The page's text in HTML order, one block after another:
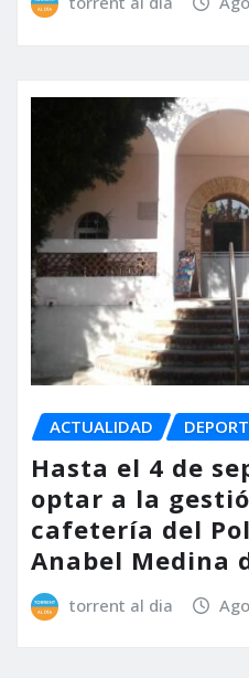
ACTUALIDAD
Hasta el 4 de
optar a la
cafetería del
Anabel Medina
torrent al dia